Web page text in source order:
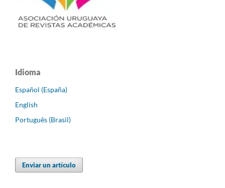
Idioma
Español (España)
English
Português (Brasil)
Enviar un artículo